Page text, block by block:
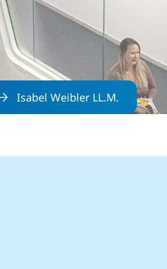
Direkt zum Inhalt
Isabel Weibler LL.M.